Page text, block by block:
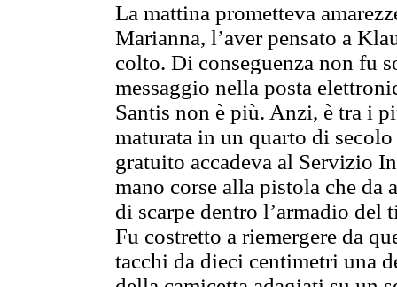
La mattina prometteva
Marianna, l’aver pensato a
colto. Di conseguenza non fu
messaggio nella posta
Santis non è più. Anzi, è tra i
maturata in un quarto di
gratuito accadeva al Servizio
mano corse alla pistola che da
di scarpe dentro l’armadio del
Fu costretto a riemergere da
tacchi da dieci centimetri una